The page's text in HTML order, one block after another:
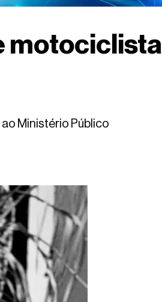
motociclista
Ministério Público